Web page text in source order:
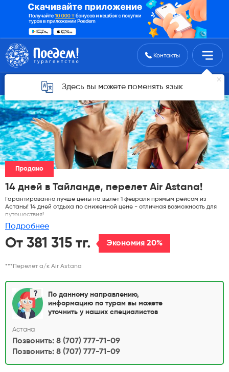
Поиск туровКонтакты
Здесь вы можете поменять язык
Горящие туры для Астаны
Продано
14 дней в Тайланде, перелет Air Astana!
Гарантированно лучше цены на вылет 1 февраля прямым рейсом из
Астаны! 14 дней отдыха по сниженной цене - отличная возможность для
путешествия!
Подробнее
От 381 315 тг. Экономия 20%
***Перелет а/к Air Astana
По данному направлению,
информацию по турам вы можете
уточнить у наших специалистов
Астана
Позвонить: 8 (707) 777-71-09
Позвонить: 8 (707) 777-71-09